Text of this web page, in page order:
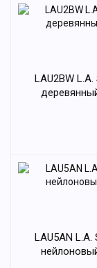
LAU2BW
LAU5AN